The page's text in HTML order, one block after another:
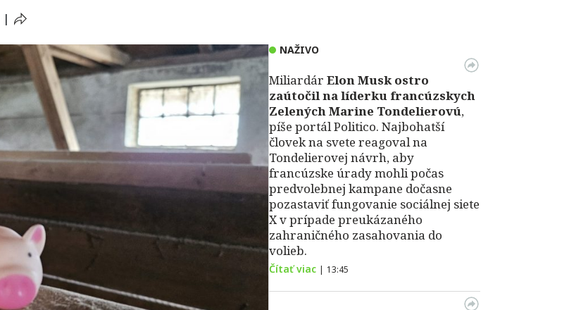
|
NAŽIVO
Miliardár Elon Musk ostro
zaútočil na líderku francúzskych
Zelených Marine Tondelierovú,
píše portál Politico. Najbohatší
človek na svete reagoval na
Tondelierovej návrh, aby
francúzske úrady mohli počas
predvolebnej kampane dočasne
pozastaviť fungovanie sociálnej siete
X v prípade preukázaného
zahraničného zasahovania do
volieb.
Čítať viac | 13:45